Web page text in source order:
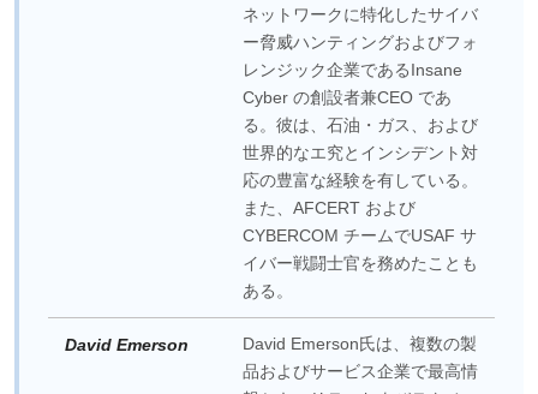
ネットワークに特化したサイバ
ー脅威ハンティングおよびフォ
レンジック企業であるInsane
Cyber の創設者兼CEO であ
る。彼は、石油・ガス、および
世界的なエ究とインシデント対
応の豊富な経験を有している。
また、AFCERT および
CYBERCOM チームでUSAF サ
イバー戦闘士官を務めたことも
ある。
David Emerson
David Emerson氏は、複数の製
品およびサービス企業で最高情